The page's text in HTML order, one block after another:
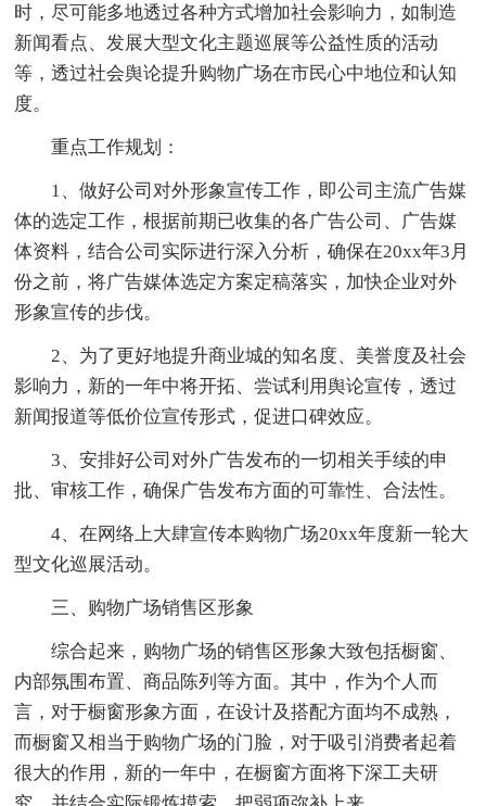
时，尽可能多地透过各种方式增加社会影响力，如制造
新闻看点、发展大型文化主题巡展等公益性质的活动
等，透过社会舆论提升购物广场在市民心中地位和认知
度。
重点工作规划：
1、做好公司对外形象宣传工作，即公司主流广告媒
体的选定工作，根据前期已收集的各广告公司、广告媒
体资料，结合公司实际进行深入分析，确保在20xx年3月
份之前，将广告媒体选定方案定稿落实，加快企业对外
形象宣传的步伐。
2、为了更好地提升商业城的知名度、美誉度及社会
影响力，新的一年中将开拓、尝试利用舆论宣传，透过
新闻报道等低价位宣传形式，促进口碑效应。
3、安排好公司对外广告发布的一切相关手续的申
批、审核工作，确保广告发布方面的可靠性、合法性。
4、在网络上大肆宣传本购物广场20xx年度新一轮大
型文化巡展活动。
三、购物广场销售区形象
综合起来，购物广场的销售区形象大致包括橱窗、
内部氛围布置、商品陈列等方面。其中，作为个人而
言，对于橱窗形象方面，在设计及搭配方面均不成熟，
而橱窗又相当于购物广场的门脸，对于吸引消费者起着
很大的作用，新的一年中，在橱窗方面将下深工夫研